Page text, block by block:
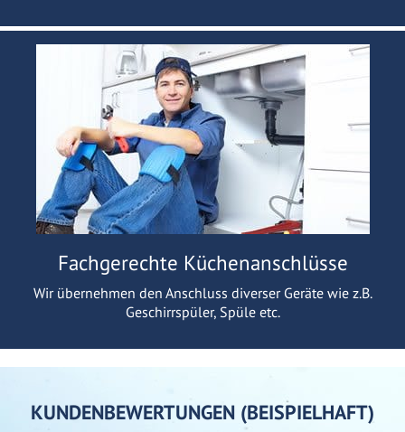
Fachgerechte Küchenanschlüsse
Wir übernehmen den Anschluss diverser Geräte wie z.B.
Geschirrspüler, Spüle etc.
KUNDENBEWERTUNGEN (BEISPIELHAFT)